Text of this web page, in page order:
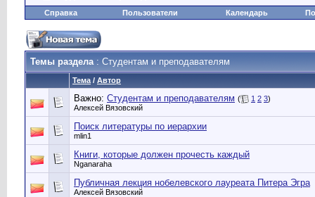
Справка Пользователи Календарь
Темы раздела: Студентам и преподавателям
Тема / Автор
Важно: Студентам и преподавателям ( 1 2 3)
Алексей Вязовский
Поиск литературы по иерархии
mlin1
Книги, которые должен прочесть каждый
Nganaraha
Публичная лекция нобелевского лауреата Питера Эгра
Алексей Вязовский